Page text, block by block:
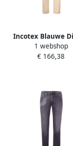
Incotex Blauwe
Mascarpone Jeans
Heren
1 webshop
€ 166,38